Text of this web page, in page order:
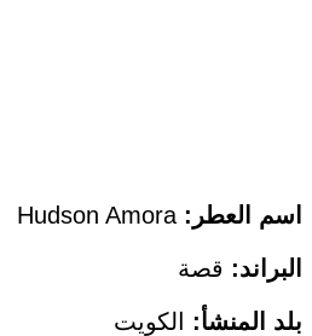
اسم العطر:
البراند: قصة
بلد المنشأ: الكويت